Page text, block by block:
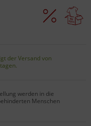
der Versand von
werden in die
Menschen